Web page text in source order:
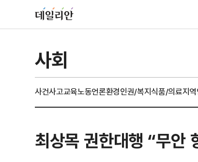
사회
사건사고교육노동언론환경인권/복지식품/의료지역
최상목 권한대행 “무안